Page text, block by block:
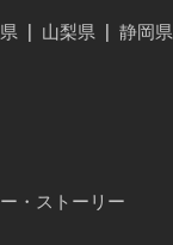
山梨県 静岡県
・ストーリー